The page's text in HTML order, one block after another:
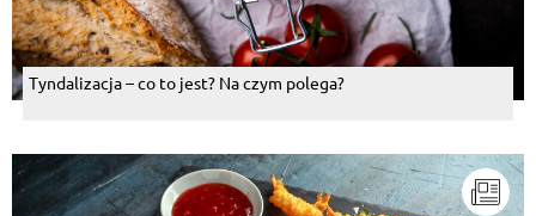
Tyndalizacja – co to jest? Na czym polega?